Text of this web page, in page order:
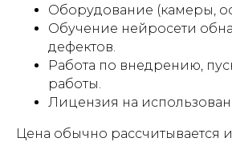
Оборудование (камеры,
Обучение нейросети
дефектов.
Работа по внедрению,
работы.
Лицензия на
Цена обычно рассчитывается